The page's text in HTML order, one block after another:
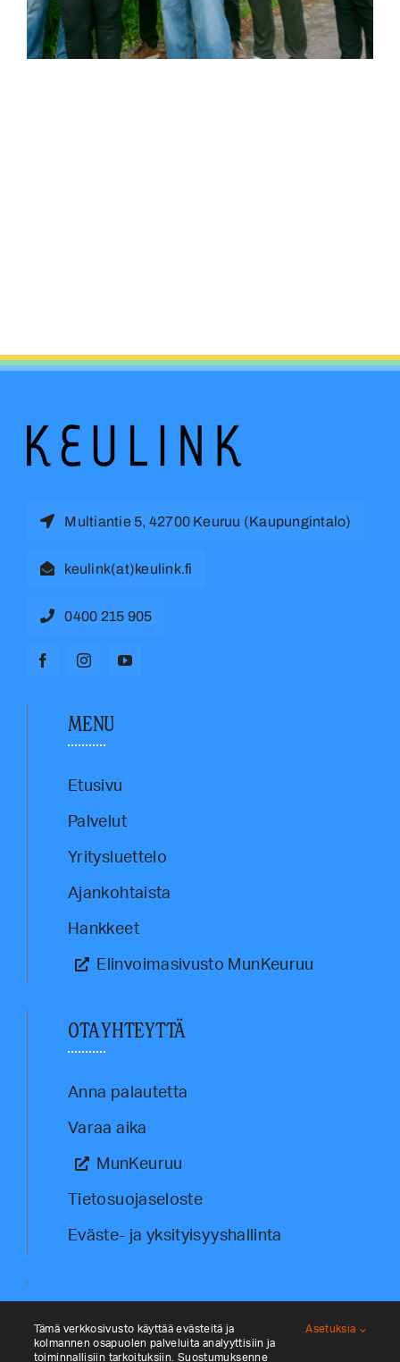
Multiantie 5, 42700 Keuruu (Kaupungintalo)
keulink(at)keulink.fi
0400 215 905
MENU
Etusivu
Palvelut
Yritysluettelo
Ajankohtaista
Hankkeet
Elinvoimasivusto MunKeuruu
OTA YHTEYTTÄ
Anna palautetta
Varaa aika
MunKeuruu
Tietosuojaseloste
Eväste- ja yksityisyyshallinta
Tämä verkkosivusto käyttää evästeitä ja
kolmannen osapuolen palveluita analyyttisiin ja
toiminnallisiin tarkoituksiin. Suostumuksenne
Asetuksia